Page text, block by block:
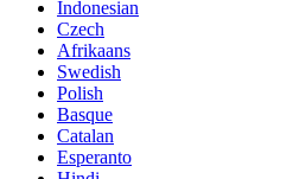
Indonesian
Czech
Afrikaans
Swedish
Polish
Basque
Catalan
Esperanto